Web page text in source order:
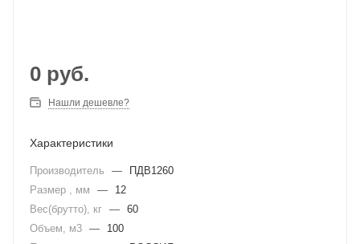
0 руб.
Нашли дешевле?
Характеристики
Производитель —
ПДВ1260
Размер , мм
—
12
Вес(брутто), кг — 60
Объем, м3 —
100